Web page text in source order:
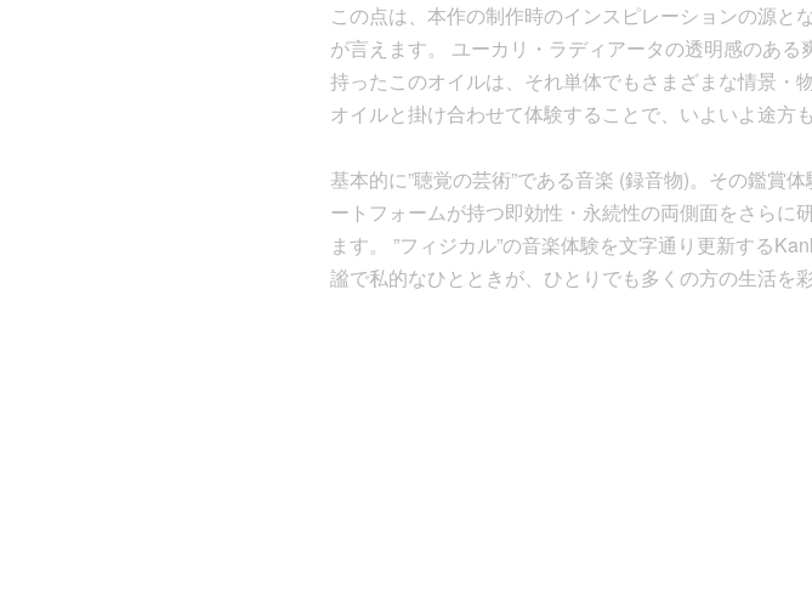
この点は、本作の制作時のインスピレーションの源と
が言えます。 ユーカリ・ラディアータの透明感のあ
持ったこのオイルは、それ単体でもさまざまな情景・
オイルと掛け合わせて体験することで、いよいよ途方
基本的に”聴覚の芸術”である音楽 (録音物)。その鑑賞
ートフォームが持つ即効性・永続性の両側面をさら
ます。 ”フィジカル”の音楽体験を文字通り更新する
謐で私的なひとときが、ひとりでも多くの方の生活を